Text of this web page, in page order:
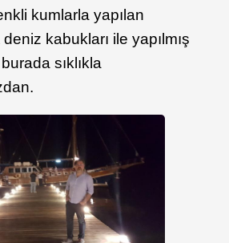
kumlarla yapılan
kabukları ile yapılmış
sıklıkla